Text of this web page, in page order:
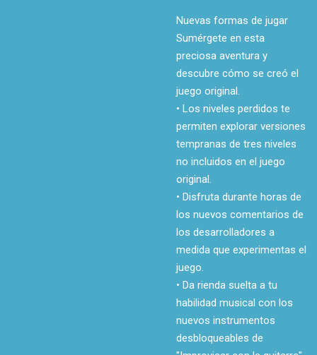
Nuevas formas de jugar
Sumérgete en esta
preciosa aventura y
descubre cómo se creó el
juego original.
• Los niveles perdidos te
permiten explorar versiones
tempranas de tres niveles
no incluidos en el juego
original.
• Disfruta durante horas de
los nuevos comentarios de
los desarrolladores a
medida que experimentas el
juego.
• Da rienda suelta a tu
habilidad musical con los
nuevos instrumentos
desbloqueables de